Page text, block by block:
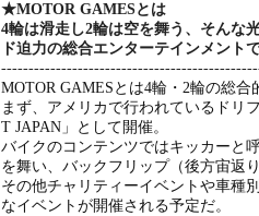
★MOTOR GAMESとは
4輪は滑走し2輪は空を舞う、そんな
ド迫力の総合エンターテインメントで
MOTOR GAMESとは4輪・2輪の総合
まず、アメリカで行われているドリ
T JAPAN」として開催。
バイクのコンテンツではキッカーと
を舞い、バックフリップ（後方宙返
その他チャリティーイベントや車種
なイベントが開催される予定だ。